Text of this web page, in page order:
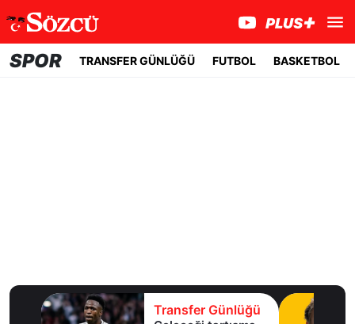
SPOR TRANSFER GÜNLÜĞÜ FUTBOL BASKETBOL
Transfer Günlüğü